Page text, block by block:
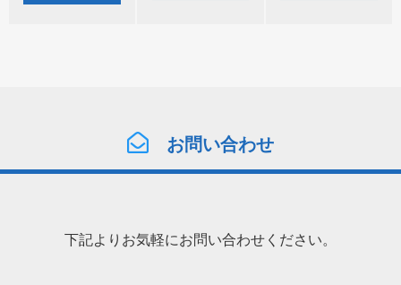
お問い合わせ
下記よりお気軽にお問い合わせください。